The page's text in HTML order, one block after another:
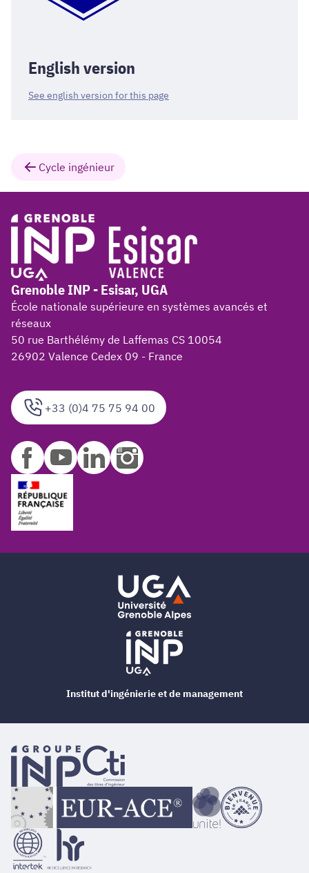
English version
See english version for this page
Cycle ingénieur
+33 (0)4 75 75 94 00
Grenoble INP - Esisar, UGA
École nationale supérieure en systèmes avancés et
réseaux
50 rue Barthélémy de Laffemas CS 10054
26902 Valence Cedex 09 - France
Institut d'ingénierie et de management